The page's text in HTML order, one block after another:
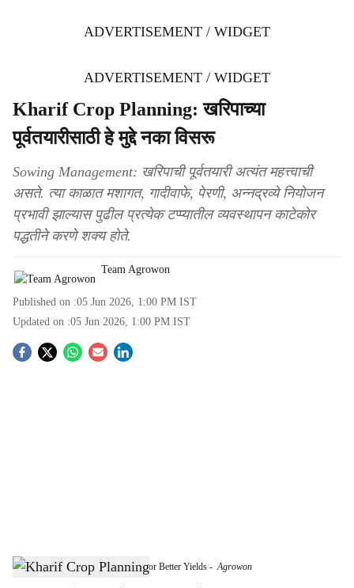
ADVERTISEMENT / WIDGET
ADVERTISEMENT / WIDGET
Kharif Crop Planning: खरिपाच्या
पूर्वतयारीसाठी हे मुद्दे नका विसरू
Sowing Management: खरिपाची पूर्वतयारी अत्यंत महत्त्वाची
असते. त्या काळात मशागत, गादीवाफे, पेरणी, अन्नद्रव्ये नियोजन
प्रभावी झाल्यास पुढील प्रत्येक टप्प्यातील व्यवस्थापन काटेकोर
पद्धतीने करणे शक्य होते.
Team Agrowon
Published on :05 Jun 2026, 1:00 PM IST
Updated on :05 Jun 2026, 1:00 PM IST
S
Essential Pre-Kharif Planning Tips for Better Yields -Agrowon